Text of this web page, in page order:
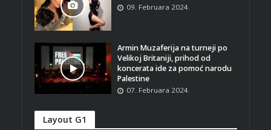
09. Februara 2024.
Armin Muzaferija na turneji po
Velikoj Britaniji, prihod od
koncerata ide za pomoć narodu
Palestine
07. Februara 2024.
Layout G1